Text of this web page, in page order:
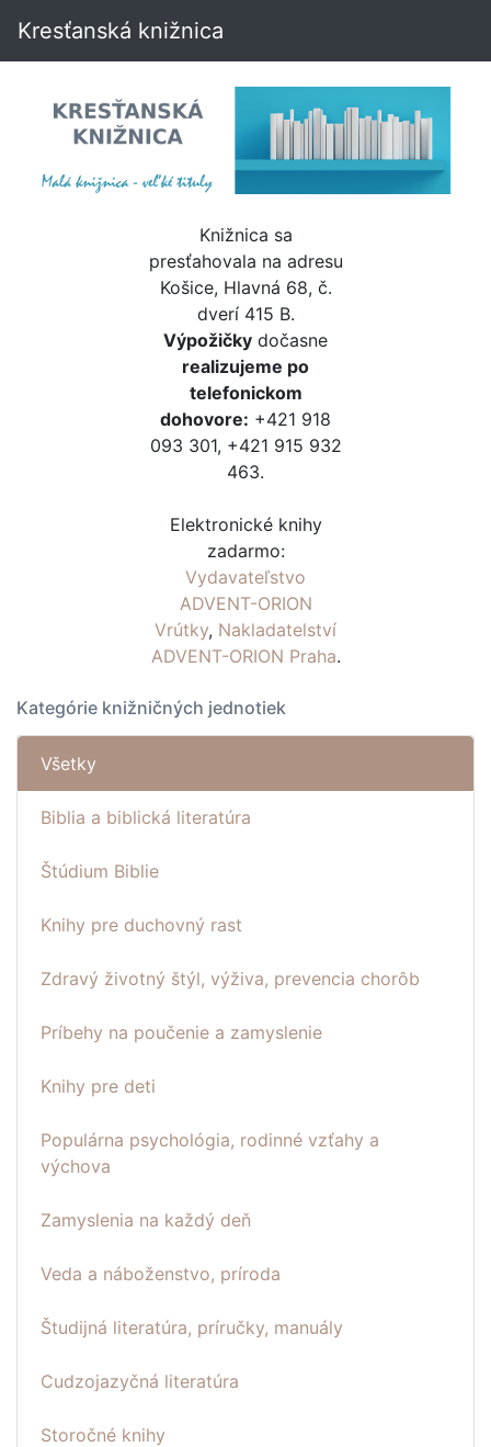
Kresťanská knižnica
Knižnica sa
presťahovala na adresu
Košice, Hlavná 68, č.
dverí 415 B.
Výpožičky dočasne
realizujeme po
telefonickom
dohovore: +421 918
093 301, +421 915 932
463.
Elektronické knihy
zadarmo:
Vydavateľstvo
ADVENT-ORION
Vrútky, Nakladatelství
ADVENT-ORION Praha.
Kategórie knižničných jednotiek
Všetky
Biblia a biblická literatúra
Štúdium Biblie
Knihy pre duchovný rast
Zdravý životný štýl, výživa, prevencia chorôb
Príbehy na poučenie a zamyslenie
Knihy pre deti
Populárna psychológia, rodinné vzťahy a
výchova
Zamyslenia na každý deň
Veda a náboženstvo, príroda
Študijná literatúra, príručky, manuály
Cudzojazyčná literatúra
Storočné knihy